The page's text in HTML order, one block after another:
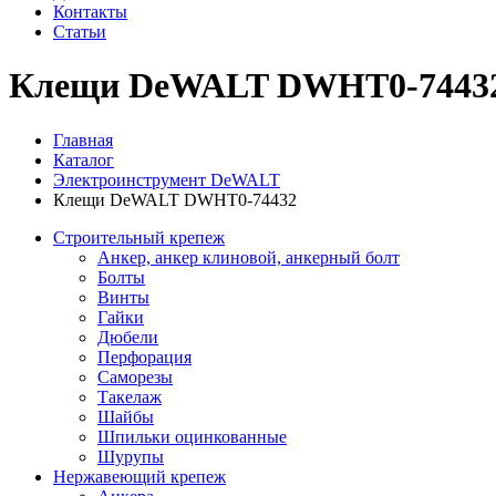
Контакты
Статьи
Клещи DeWALT DWHT0-
Главная
Каталог
Электроинструмент DeWALT
Клещи DeWALT DWHT0-74432
Строительный крепеж
Анкер, анкер клиновой, анкерный болт
Болты
Винты
Гайки
Дюбели
Перфорация
Саморезы
Такелаж
Шайбы
Шпильки оцинкованные
Шурупы
Нержавеющий крепеж